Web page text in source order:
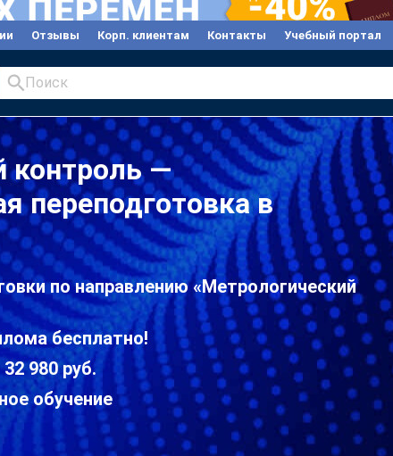
Отзывы Корп. клиентам Контакты Учебный портал
Поиск
контроль —
переподготовка в
по направлению «Метрологический
бесплатно!
980 руб.
обучение